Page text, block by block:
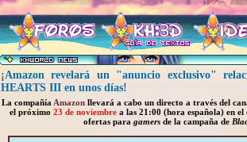
¡Amazon revelará un "anuncio exclusivo"
HEARTS III en unos días!
La compañía Amazon llevará a cabo un directo a través del
el próximo 23 de noviembrea las 21:00 (hora española) en el
ofertas para gamers de la campaña de